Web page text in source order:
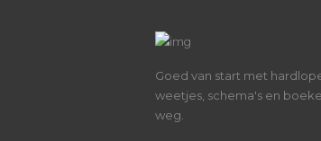
Goed van start met
weetjes, schema's en
weg.